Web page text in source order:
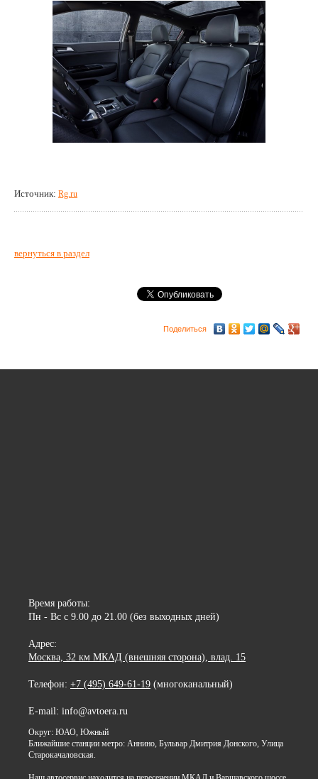
Источник: Rg.ru
вернуться в раздел
Поделиться
Время работы:
Пн - Вс с 9.00 до 21.00 (без выходных дней)
Адрес:
Москва, 32 км МКАД (внешняя сторона), влад. 15
Телефон: +7 (495) 649-61-19 (многоканальный)
E-mail: info@avtoera.ru
Округ: ЮАО, Южный
Ближайшие станции метро: Аннино, Бульвар Дмитрия Донского, Улица
Старокачаловская.